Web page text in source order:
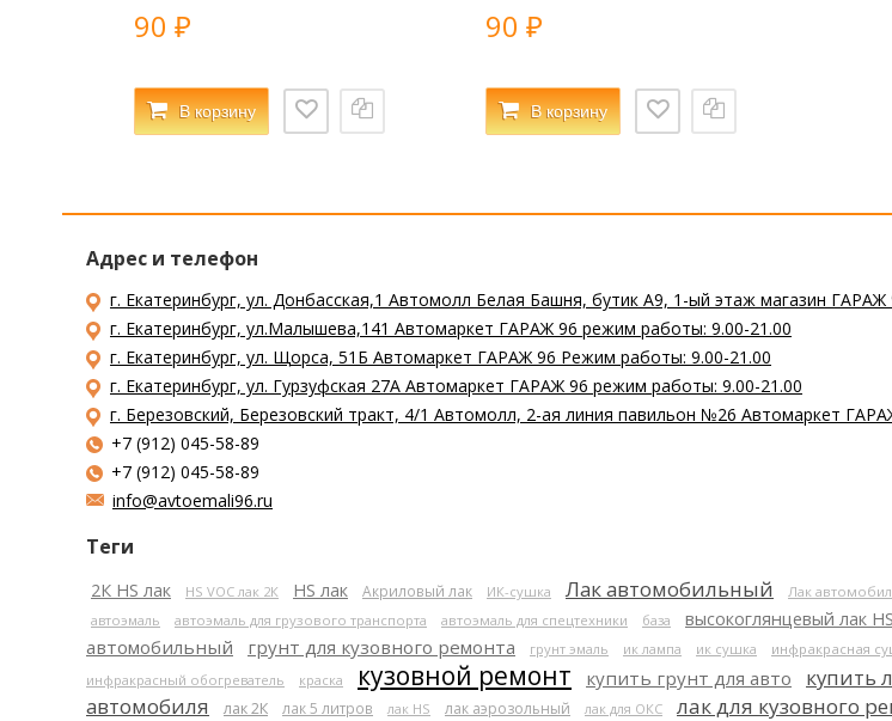
90 ₽
В корзину
90 ₽
В корзину
Адрес и телефон
г. Екатеринбург, ул. Донбасская,1 Автомолл Белая Башня, бутик А9, 1-ый этаж магазин
г. Екатеринбург, ул.Малышева,141 Автомаркет ГАРАЖ 96 режим работы: 9.00-21.00
г. Екатеринбург, ул. Щорса, 51Б Автомаркет ГАРАЖ 96 Режим работы: 9.00-21.00
г. Екатеринбург, ул. Гурзуфская 27А Автомаркет ГАРАЖ 96 режим работы: 9.00-21.00
г. Березовский, Березовский тракт, 4/1 Автомолл, 2-ая линия павильон №26 Автомаркет
+7 (912) 045-58-89
+7 (912) 045-58-89
info@avtoemali96.ru
Теги
2К HS лак HS VOC лак 2К HS лак Акриловый лак ИК-сушка Лак автомобильный Лак
автоэмаль
автоэмаль для грузового транспорта автоэмаль для спецтехники база высокоглянцевый лак HS
автомобильный
грунт для кузовного ремонта грунт эмаль ик лампа ик сушка инфракрасная
инфракрасный обогреватель
краска кузовной ремонт купить грунт для авто купить
автомобиля
лак 2К лак 5 литров лак HS лак аэрозольный лак для ОКС лак для кузовного